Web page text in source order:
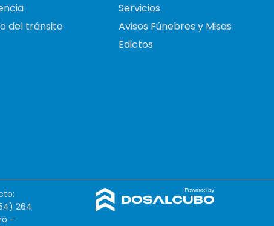
del tránsito
Servicios
Avisos Fúnebres y Misas
Edictos
264
-